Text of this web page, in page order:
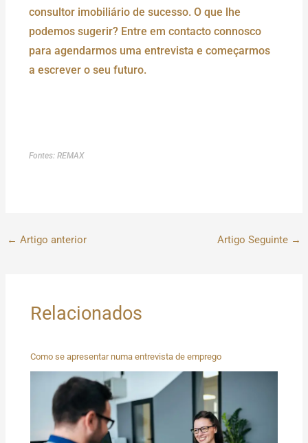
consultor imobiliário de sucesso. O que lhe
podemos sugerir? Entre em contacto connosco
para agendarmos uma entrevista e começarmos
a escrever o seu futuro.
Fontes: REMAX
← Artigo anterior Artigo Seguinte →
Relacionados
Como se apresentar numa entrevista de emprego